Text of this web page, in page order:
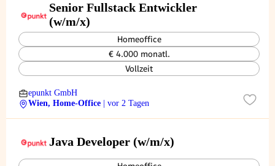
Senior Fullstack Entwickler
(w/m/x)
Homeoffice
€ 4.000 monatl.
Vollzeit
epunkt GmbH
Wien, Home-Office
| vor 2 Tagen
Java Developer (w/m/x)